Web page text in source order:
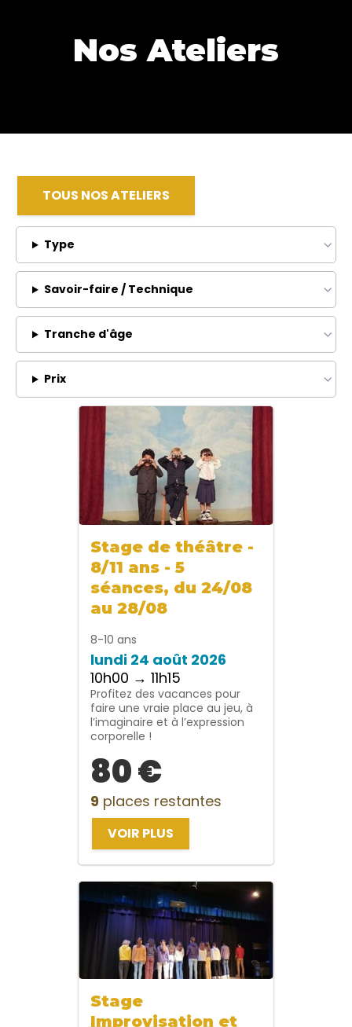
Nos Ateliers
TOUS NOS ATELIERS
Type
Savoir-faire / Technique
Tranche d'âge
Prix
Stage de théâtre -
8/11 ans - 5
séances, du 24/08
au 28/08
8-10 ans
lundi 24 août 2026
10h00 → 11h15
Profitez des vacances pour
faire une vraie place au jeu, à
l’imaginaire et à l’expression
corporelle !
80 €
9 places restantes
VOIR PLUS
Stage
Improvisation et